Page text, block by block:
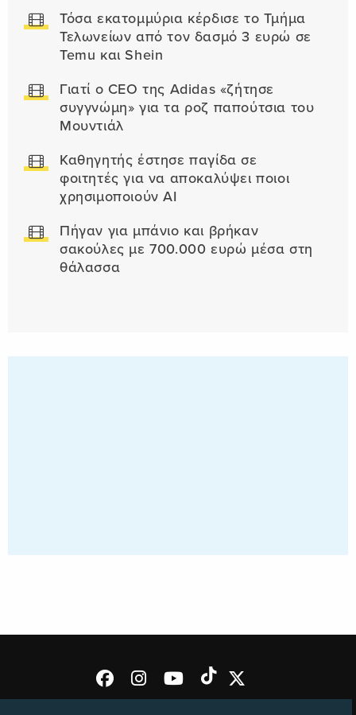
Τόσα εκατομμύρια κέρδισε το Τμήμα
Τελωνείων από τον δασμό 3 ευρώ σε
Temu και Shein
Γιατί ο CEO της Adidas «ζήτησε
συγγνώμη» για τα ροζ παπούτσια του
Μουντιάλ
Καθηγητής έστησε παγίδα σε
φοιτητές για να αποκαλύψει ποιοι
χρησιμοποιούν AI
Πήγαν για μπάνιο και βρήκαν
σακούλες με 700.000 ευρώ μέσα στη
θάλασσα